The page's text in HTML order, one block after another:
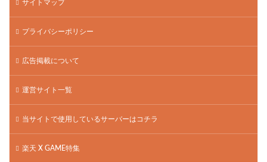
サイトマップ
プライバシーポリシー
広告掲載について
運営サイト一覧
当サイトで使用しているサーバーはコチラ
楽天 X GAME特集